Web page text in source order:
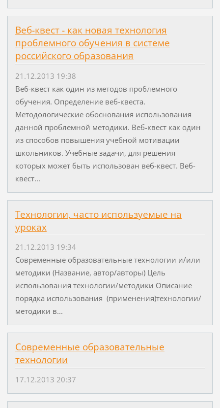
Веб-квест - как новая технология
проблемного обучения в системе
российского образования
21.12.2013 19:38
Веб-квест как один из методов проблемного
обучения. Определение веб-квеста.
Методологические обоснования использования
данной проблемной методики. Веб-квест как один
из способов повышения учебной мотивации
школьников. Учебные задачи, для решения
которых может быть использован веб-квест. Веб-
квест...
Технологии, часто используемые на
уроках
21.12.2013 19:34
Современные образовательные технологии и/или
методики (Название, автор/авторы) Цель
использования технологии/методики Описание
порядка использования (применения)технологии/
методики в...
Современные образовательные
технологии
17.12.2013 20:37